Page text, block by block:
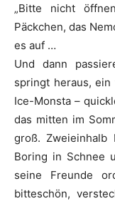
„Bitte nicht
Päckchen, das
es auf …
Und dann
springt heraus,
Ice-Monsta –
das mitten im
groß. Zweieinhalb
Boring in Schnee
seine Freunde
bitteschön,